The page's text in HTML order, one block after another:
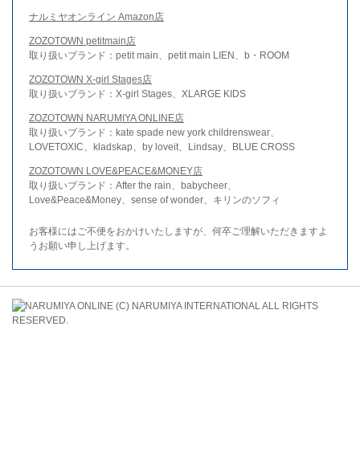
ナルミヤオンライン Amazon店
ZOZOTOWN petitmain店
取り扱いブランド：petit main、petit main LIEN、b・ROOM
ZOZOTOWN X-girl Stages店
取り扱いブランド：X-girl Stages、XLARGE KIDS
ZOZOTOWN NARUMIYA ONLINE店
取り扱いブランド：kate spade new york childrenswear、
LOVETOXIC、kladskap、by loveit、Lindsay、BLUE CROSS
ZOZOTOWN LOVE&PEACE&MONEY店
取り扱いブランド：After the rain、babycheer、
Love&Peace&Money、sense of wonder、キリンのソフィ
お客様にはご不便をおかけいたしますが、何卒ご理解いただきますよ
うお願い申し上げます。